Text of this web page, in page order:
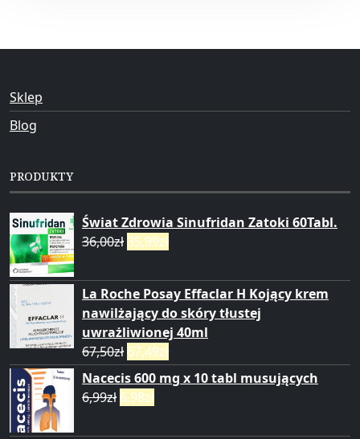
Sklep
Blog
PRODUKTY
Świat Zdrowia Sinufridan Zatoki 60Tabl.
36,00zł 35,99zł
La Roche Posay Effaclar H Kojący krem
nawilżający do skóry tłustej
uwrażliwionej 40ml
67,50zł 67,49zł
Nacecis 600 mg x 10 tabl musujących
6,99zł 6,98zł